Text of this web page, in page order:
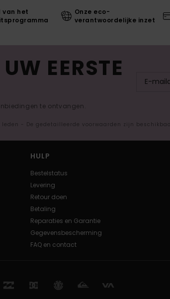
van het
Onze eco-
verantwoordelijke inzet
EERSTE
te ontvangen.
- De gedetailleerde voorwaarden zijn
HULP
Bestelstatus
Levering
Retour doen
Betaling
Reparaties en Garantie
Gegevensbescherming
FAQ en contact